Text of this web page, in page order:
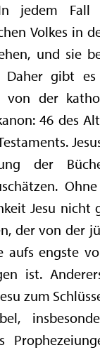
In jedem
Volkes in
und sie
gibt es
der
46 des
der
Jesu nicht
der von der
aufs engste
ist.
zum